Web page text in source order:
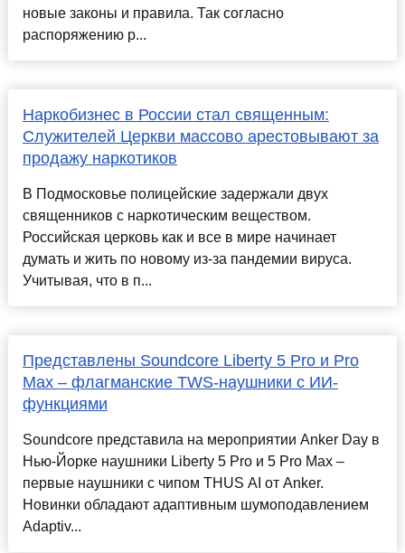
новые законы и правила. Так согласно
распоряжению р...
Наркобизнес в России стал священным:
Служителей Церкви массово арестовывают за
продажу наркотиков
В Подмосковье полицейские задержали двух
священников с наркотическим веществом.
Российская церковь как и все в мире начинает
думать и жить по новому из-за пандемии вируса.
Учитывая, что в п...
Представлены Soundcore Liberty 5 Pro и Pro
Max – флагманские TWS-наушники с ИИ-
функциями
Soundcore представила на мероприятии Anker Day в
Нью-Йорке наушники Liberty 5 Pro и 5 Pro Max –
первые наушники с чипом THUS AI от Anker.
Новинки обладают адаптивным шумоподавлением
Adaptiv...